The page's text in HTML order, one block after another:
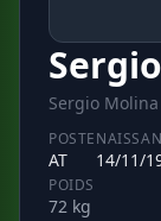
Sergio
Sergio
POSTE
AT 14/11/
POIDS
72 kg